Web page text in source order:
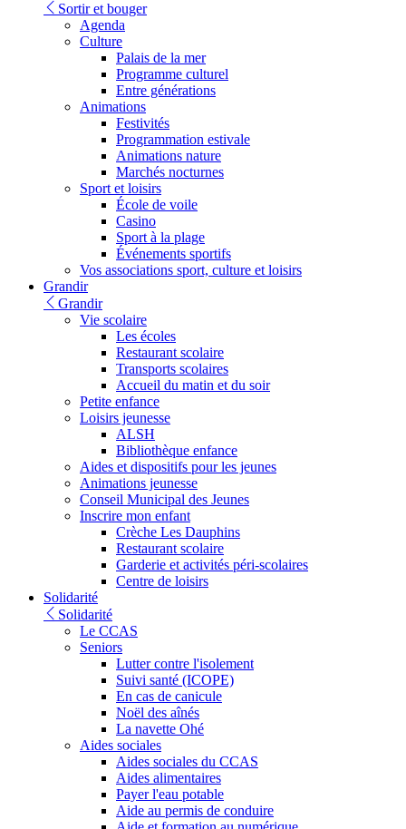
Sortir et bouger
Agenda
Culture
Palais de la mer
Programme culturel
Entre générations
Animations
Festivités
Programmation estivale
Animations nature
Marchés nocturnes
Sport et loisirs
École de voile
Casino
Sport à la plage
Événements sportifs
Vos associations sport, culture et loisirs
Grandir
Grandir
Vie scolaire
Les écoles
Restaurant scolaire
Transports scolaires
Accueil du matin et du soir
Petite enfance
Loisirs jeunesse
ALSH
Bibliothèque enfance
Aides et dispositifs pour les jeunes
Animations jeunesse
Conseil Municipal des Jeunes
Inscrire mon enfant
Crèche Les Dauphins
Restaurant scolaire
Garderie et activités péri-scolaires
Centre de loisirs
Solidarité
Solidarité
Le CCAS
Seniors
Lutter contre l'isolement
Suivi santé (ICOPE)
En cas de canicule
Noël des aînés
La navette Ohé
Aides sociales
Aides sociales du CCAS
Aides alimentaires
Payer l'eau potable
Aide au permis de conduire